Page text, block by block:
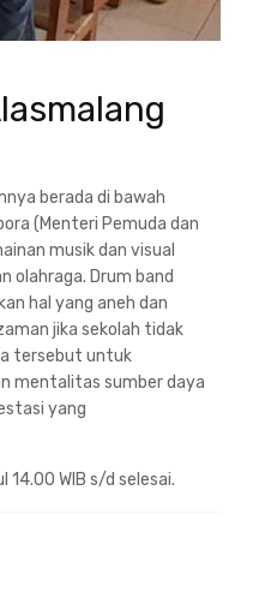
berada di bawah
(Menteri Pemuda dan
musik dan visual
olahraga. Drum band
hal yang aneh dan
jika sekolah tidak
tersebut untuk
mentalitas sumber daya
yang
14.00 WIB s/d selesai.